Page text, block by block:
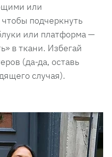
или
подчеркнуть
или платформа —
в ткани. Избегай
(да-да, оставь
случая).